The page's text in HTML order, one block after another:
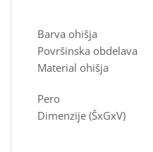
Barva ohišja
Površinska obdelava
Material ohišja
Pero
Dimenzije (ŠxGxV)